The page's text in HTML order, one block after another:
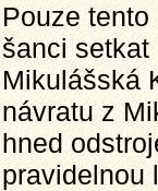
Pouze
šanci setkat
Mikulášská
návratu z
hned
pravidelnou